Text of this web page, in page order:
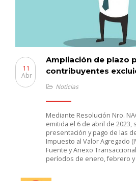
Ampliación de plazo
contribuyentes
11
Abr
Noticias
Mediante Resolución Nro.
emitida el 6 de abril de 2023,
presentación y pago de las
Impuesto al Valor Agregado
Fuente y Anexo
períodos de enero, febrero y